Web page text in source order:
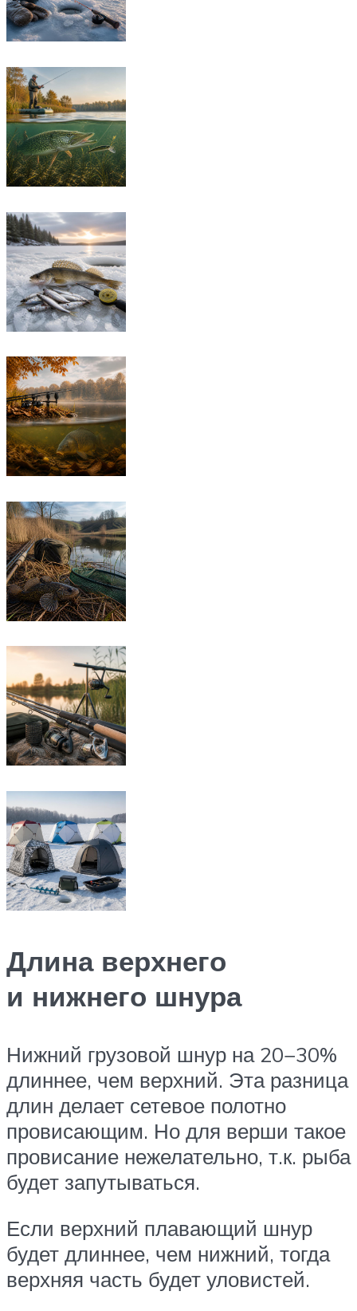
Длина верхнего
и нижнего шнура
Нижний грузовой шнур на 20−30%
длиннее, чем верхний. Эта разница
длин делает сетевое полотно
провисающим. Но для верши такое
провисание нежелательно, т.к. рыба
будет запутываться.
Если верхний плавающий шнур
будет длиннее, чем нижний, тогда
верхняя часть будет уловистей.